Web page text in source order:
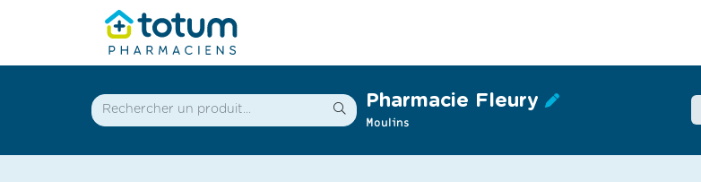
Pharmacie Fleury
Moulins